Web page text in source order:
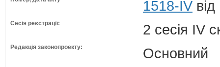
1518-IV
Сесія реєстрації: 2 сесія IV
Редакція законопроекту: Основний